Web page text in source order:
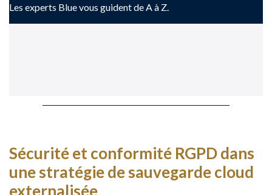
Les experts Blue vous guident de A à Z.
Sécurité et conformité RGPD dans
une stratégie de sauvegarde cloud
externalisée